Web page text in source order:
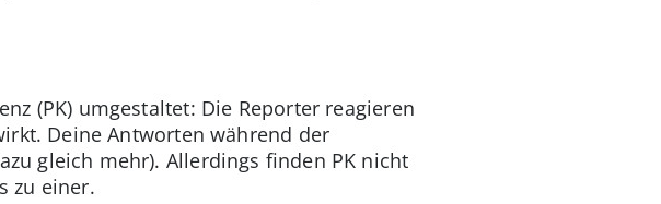
(PK) umgestaltet: Die Reporter reagieren
Deine Antworten während der
gleich mehr). Allerdings finden PK nicht
zu einer.